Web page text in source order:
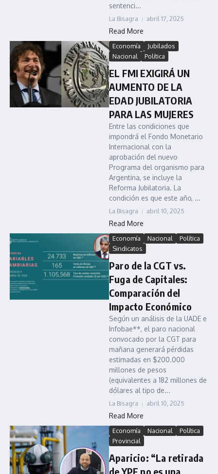
sentenci...
La Bisagra abril 17, 2025
Read More
Economía
Jubilados
Nacional
Política
EL FMI EXIGIRÁ UN
AUMENTO DE LA
EDAD JUBILATORIA
PARA LAS MUJERES
Entre las condiciones que
impondrá el Fondo Monetario
Internacional con la
aprobación del nuevo
Programa del organismo para
Argentina, se incluye la
Reforma Jubilatoria. La
condición es que este año, ...
La Bisagra abril 10, 2025
Read More
Economía Nacional
Política
Sindicatos
Paro de la CGT vs.
Fuga de Capitales:
Comparación del
Impacto Económico
Según un análisis de la UADE e
Infobae**, el paro nacional
convocado por la CGT para
mañana generará pérdidas
estimadas en $200.000
millones de pesos
(equivalentes a 182 millones de
dólares al tipo de...
La Bisagra abril 10, 2025
Read More
Economía Nacional
Política
Provincial
Aparicio: “La retirada
de YPF no es una